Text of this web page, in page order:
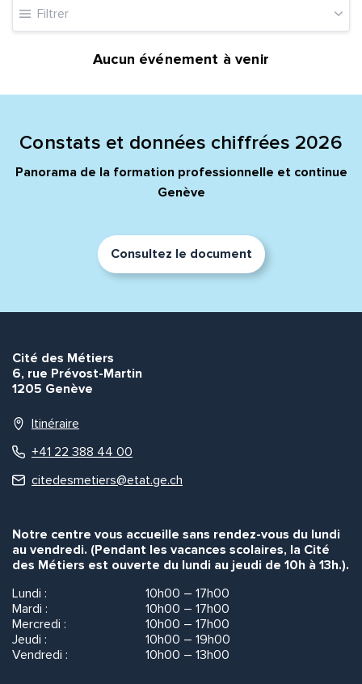
Filtrer
Aucun événement à venir
Constats et données chiffrées 2026
Panorama de la formation professionnelle et continue
Genève
Consultez le document
Cité des Métiers
6, rue Prévost-Martin
1205 Genève
Itinéraire
+41 22 388 44 00
citedesmetiers@etat.ge.ch
Notre centre vous accueille sans rendez-vous du lundi
au vendredi. (Pendant les vacances scolaires, la Cité
des Métiers est ouverte du lundi au jeudi de 10h à 13h.).
Lundi :
10h00 – 17h00
Mardi :
10h00 – 17h00
Mercredi :
10h00 – 17h00
Jeudi :
10h00 – 19h00
Vendredi :
10h00 – 13h00
Prénom et nom*
Envoyer
Commentaire*
Envoyer